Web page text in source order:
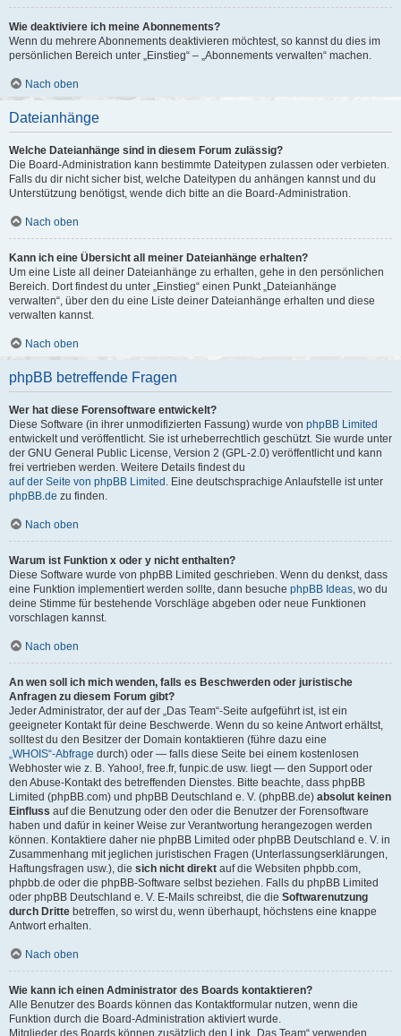
Wie deaktiviere ich meine Abonnements?
Wenn du mehrere Abonnements deaktivieren möchtest, so kannst du dies im
persönlichen Bereich unter „Einstieg“ – „Abonnements verwalten“ machen.
Nach oben
Dateianhänge
Welche Dateianhänge sind in diesem Forum zulässig?
Die Board-Administration kann bestimmte Dateitypen zulassen oder verbieten.
Falls du dir nicht sicher bist, welche Dateitypen du anhängen kannst und du
Unterstützung benötigst, wende dich bitte an die Board-Administration.
Nach oben
Kann ich eine Übersicht all meiner Dateianhänge erhalten?
Um eine Liste all deiner Dateianhänge zu erhalten, gehe in den persönlichen
Bereich. Dort findest du unter „Einstieg“ einen Punkt „Dateianhänge
verwalten“, über den du eine Liste deiner Dateianhänge erhalten und diese
verwalten kannst.
Nach oben
phpBB betreffende Fragen
Wer hat diese Forensoftware entwickelt?
Diese Software (in ihrer unmodifizierten Fassung) wurde von phpBB Limited
entwickelt und veröffentlicht. Sie ist urheberrechtlich geschützt. Sie wurde unter
der GNU General Public License, Version 2 (GPL-2.0) veröffentlicht und kann
frei vertrieben werden. Weitere Details findest du
auf der Seite von phpBB Limited . Eine deutschsprachige Anlaufstelle ist unter
phpBB.de zu finden.
Nach oben
Warum ist Funktion x oder y nicht enthalten?
Diese Software wurde von phpBB Limited geschrieben. Wenn du denkst, dass
eine Funktion implementiert werden sollte, dann besuche phpBB Ideas, wo du
deine Stimme für bestehende Vorschläge abgeben oder neue Funktionen
vorschlagen kannst.
Nach oben
An wen soll ich mich wenden, falls es Beschwerden oder juristische
Anfragen zu diesem Forum gibt?
Jeder Administrator, der auf der „Das Team“-Seite aufgeführt ist, ist ein
geeigneter Kontakt für deine Beschwerde. Wenn du so keine Antwort erhältst,
solltest du den Besitzer der Domain kontaktieren (führe dazu eine
„WHOIS“-Abfrage durch) oder — falls diese Seite bei einem kostenlosen
Webhoster wie z. B. Yahoo!, free.fr, funpic.de usw. liegt — den Support oder
den Abuse-Kontakt des betreffenden Dienstes. Bitte beachte, dass phpBB
Limited (phpBB.com) und phpBB Deutschland e. V. (phpBB.de) absolut keinen
Einfluss auf die Benutzung oder den oder die Benutzer der Forensoftware
haben und dafür in keiner Weise zur Verantwortung herangezogen werden
können. Kontaktiere daher nie phpBB Limited oder phpBB Deutschland e. V. in
Zusammenhang mit jeglichen juristischen Fragen (Unterlassungserklärungen,
Haftungsfragen usw.), die sich nicht direkt auf die Websiten phpbb.com,
phpbb.de oder die phpBB-Software selbst beziehen. Falls du phpBB Limited
oder phpBB Deutschland e. V. E-Mails schreibst, die die Softwarenutzung
durch Dritte betreffen, so wirst du, wenn überhaupt, höchstens eine knappe
Antwort erhalten.
Nach oben
Wie kann ich einen Administrator des Boards kontaktieren?
Alle Benutzer des Boards können das Kontaktformular nutzen, wenn die
Funktion durch die Board-Administration aktiviert wurde.
Mitglieder des Boards können zusätzlich den Link „Das Team“ verwenden.